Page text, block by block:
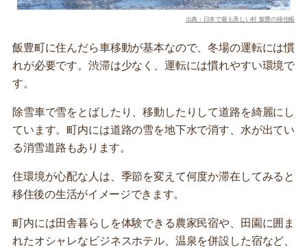
出典：日本で最も美しい村 飯豊の移住帳
飯豊町に住んだら車移動が基本なので、冬場の運転には慣
れが必要です。渋滞は少なく、運転には慣れやすい環境で
す。
除雪車で雪をとばしたり、移動したりして道路を綺麗にし
ています。町内には道路の雪を地下水で消す、水が出てい
る消雪道路もあります。
住環境が心配な人は、季節を変えて何度か滞在してみると
移住後の生活がイメージできます。
町内には田舎暮らしを体験できる農家民宿や、田園に囲ま
れたオシャレなビジネスホテル、温泉を併設した宿など、